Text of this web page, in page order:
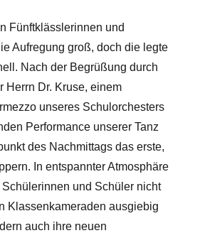
Fünftklässlerinnen und
Aufregung groß, doch die legte
Nach der Begrüßung durch
Herrn Dr. Kruse, einem
unseres Schulorchesters
Performance unserer Tanz
des Nachmittags das erste,
In entspannter Atmosphäre
und Schüler nicht
Klassenkameraden ausgiebig
auch ihre neuen